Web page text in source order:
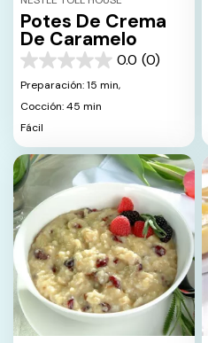
Potes De Crema
De Caramelo
0.0 (0)
0.0
de
estrellas.
Preparación: 15 min,
Cocción: 45 min
Fácil